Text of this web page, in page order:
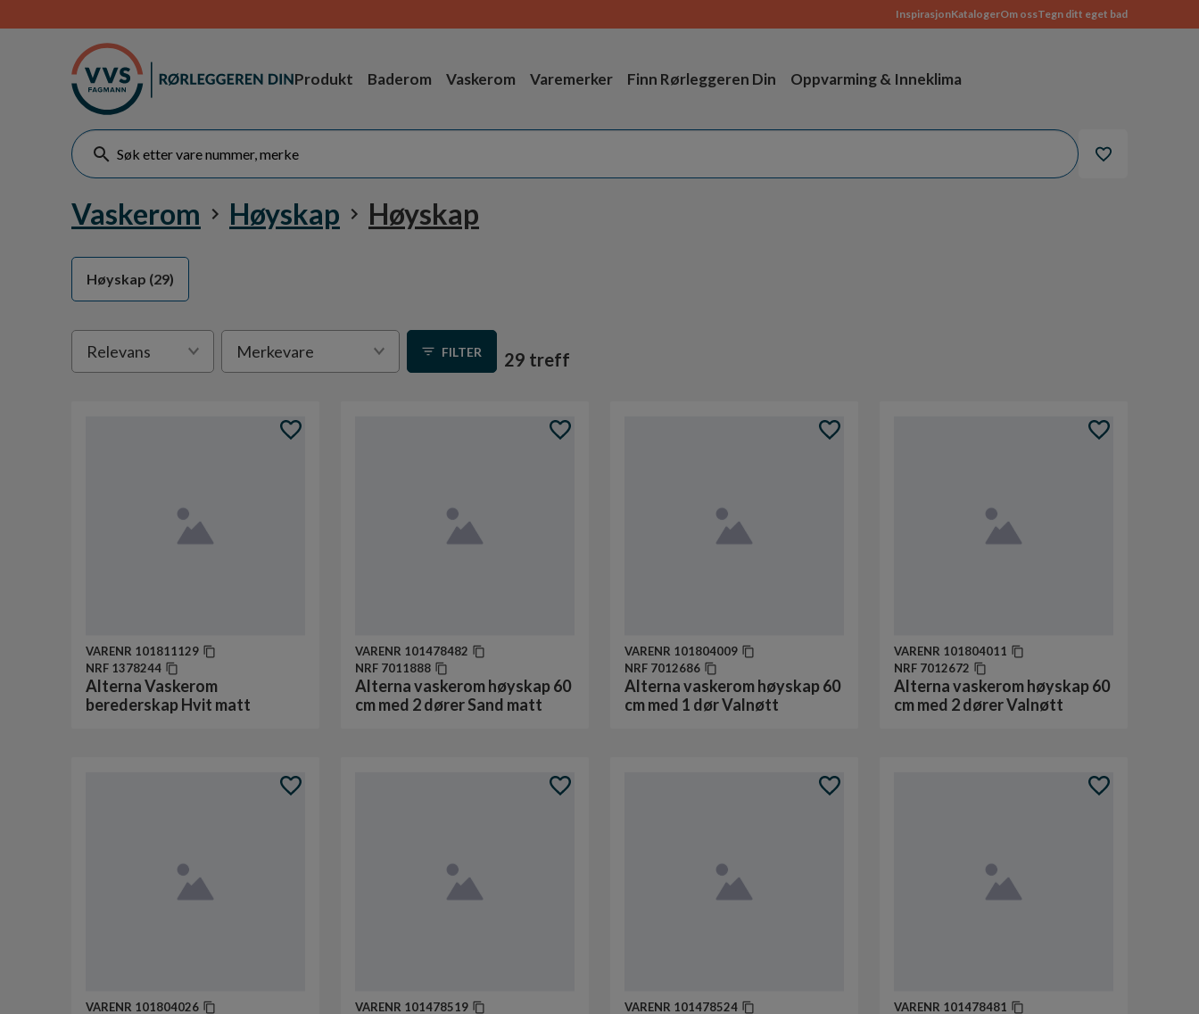
InspirasjonKatalogerOm ossTegn ditt eget bad
Produkt Baderom Vaskerom Varemerker Finn Rørleggeren Din Oppvarming & Inneklima
Vaskerom Høyskap Høyskap
Høyskap (29)
sortering
Relevans Merkevare FILTER 29 treff
VARENR 101811129
NRF 1378244
Alterna Vaskerom
berederskap Hvit matt
VARENR 101478482
NRF 7011888
Alterna vaskerom høyskap 60
cm med 2 dører Sand matt
VARENR 101804009
NRF 7012686
Alterna vaskerom høyskap 60
cm med 1 dør Valnøtt
VARENR 101804011
NRF 7012672
Alterna vaskerom høyskap 60
cm med 2 dører Valnøtt
VARENR 101804026
VARENR 101478519
VARENR 101478524
VARENR 101478481